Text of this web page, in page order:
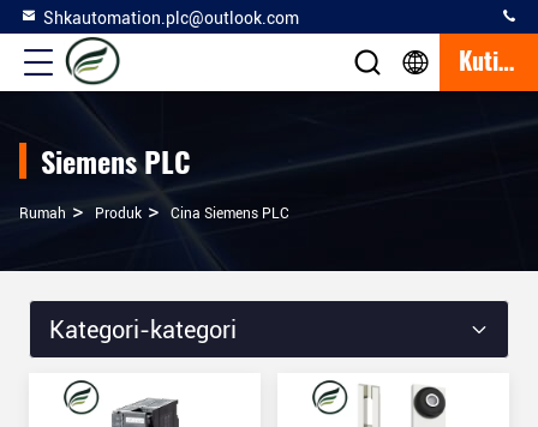
Shkautomation.plc@outlook.com
Kutipan
Siemens PLC
Rumah > Produk > Cina Siemens PLC
Kategori-kategori